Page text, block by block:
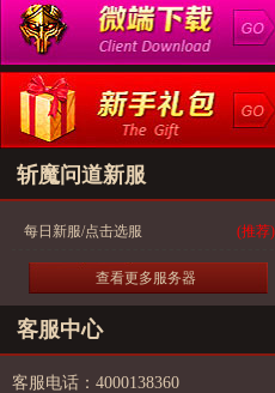
斩魔问道新服
每日新服/点击选服 (推荐)
查看更多服务器
客服中心
客服电话：4000138360